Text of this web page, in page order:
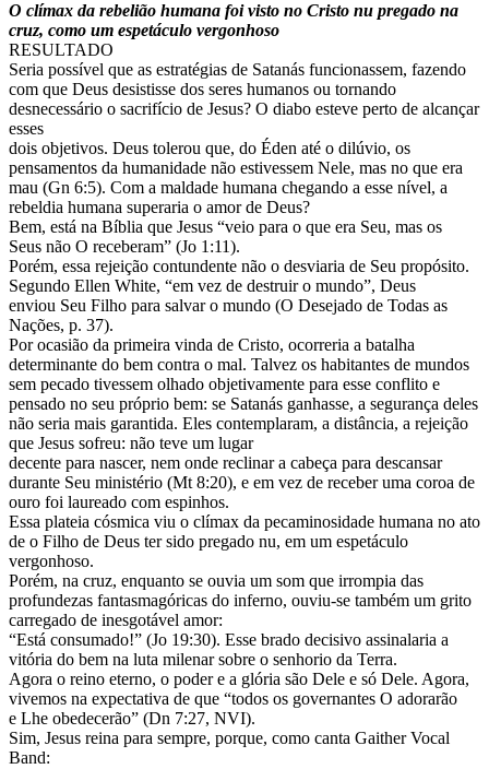
O clímax da rebelião humana foi visto no Cristo nu pregado na
cruz, como um espetáculo vergonhoso
RESULTADO
Seria possível que as estratégias de Satanás funcionassem, fazendo
com que Deus desistisse dos seres humanos ou tornando
desnecessário o sacrifício de Jesus? O diabo esteve perto de alcançar
esses
dois objetivos. Deus tolerou que, do Éden até o dilúvio, os
pensamentos da humanidade não estivessem Nele, mas no que era
mau (Gn 6:5). Com a maldade humana chegando a esse nível, a
rebeldia humana superaria o amor de Deus?
Bem, está na Bíblia que Jesus “veio para o que era Seu, mas os
Seus não O receberam” (Jo 1:11).
Porém, essa rejeição contundente não o desviaria de Seu propósito.
Segundo Ellen White, “em vez de destruir o mundo”, Deus
enviou Seu Filho para salvar o mundo (O Desejado de Todas as
Nações, p. 37).
Por ocasião da primeira vinda de Cristo, ocorreria a batalha
determinante do bem contra o mal. Talvez os habitantes de mundos
sem pecado tivessem olhado objetivamente para esse conflito e
pensado no seu próprio bem: se Satanás ganhasse, a segurança deles
não seria mais garantida. Eles contemplaram, a distância, a rejeição
que Jesus sofreu: não teve um lugar
decente para nascer, nem onde reclinar a cabeça para descansar
durante Seu ministério (Mt 8:20), e em vez de receber uma coroa de
ouro foi laureado com espinhos.
Essa plateia cósmica viu o clímax da pecaminosidade humana no ato
de o Filho de Deus ter sido pregado nu, em um espetáculo
vergonhoso.
Porém, na cruz, enquanto se ouvia um som que irrompia das
profundezas fantasmagóricas do inferno, ouviu-se também um grito
carregado de inesgotável amor:
“Está consumado!” (Jo 19:30). Esse brado decisivo assinalaria a
vitória do bem na luta milenar sobre o senhorio da Terra.
Agora o reino eterno, o poder e a glória são Dele e só Dele. Agora,
vivemos na expectativa de que “todos os governantes O adorarão
e Lhe obedecerão” (Dn 7:27, NVI).
Sim, Jesus reina para sempre, porque, como canta Gaither Vocal
Band: